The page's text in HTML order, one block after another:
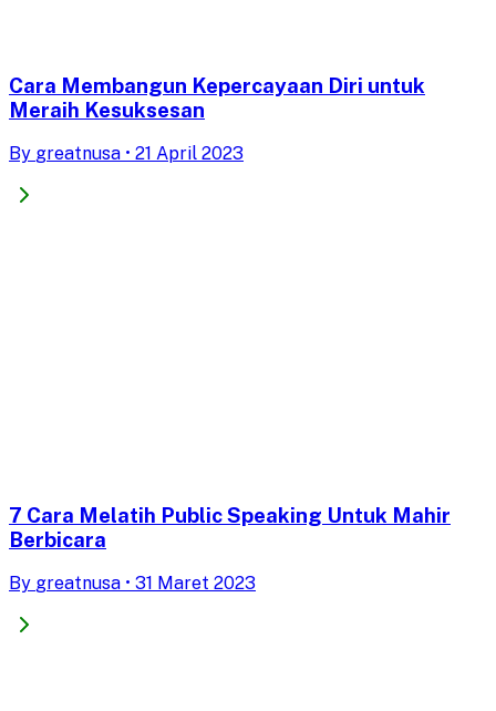
Cara Membangun Kepercayaan Diri untuk
Meraih Kesuksesan
By greatnusa • 21 April 2023
7 Cara Melatih Public Speaking Untuk Mahir
Berbicara
By greatnusa • 31 Maret 2023